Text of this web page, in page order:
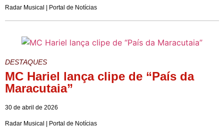
Radar Musical | Portal de Notícias
DESTAQUES
MC Hariel lança clipe de “País da
Maracutaia”
30 de abril de 2026
Radar Musical | Portal de Notícias